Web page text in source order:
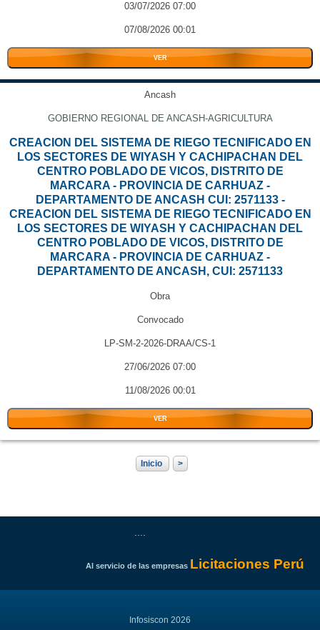
03/07/2026 07:00
07/08/2026 00:01
VER
Ancash
GOBIERNO REGIONAL DE ANCASH-AGRICULTURA
CREACION DEL SISTEMA DE RIEGO TECNIFICADO EN
LOS SECTORES DE WIYASH Y CACHIPACHAN DEL
CENTRO POBLADO DE VICOS, DISTRITO DE
MARCARA - PROVINCIA DE CARHUAZ -
DEPARTAMENTO DE ANCASH CUI: 2571133 -
CREACION DEL SISTEMA DE RIEGO TECNIFICADO EN
LOS SECTORES DE WIYASH Y CACHIPACHAN DEL
CENTRO POBLADO DE VICOS, DISTRITO DE
MARCARA - PROVINCIA DE CARHUAZ -
DEPARTAMENTO DE ANCASH, CUI: 2571133
Obra
Convocado
LP-SM-2-2026-DRAA/CS-1
27/06/2026 07:00
11/08/2026 00:01
VER
Inicio >
Al servicio de las empresas Licitaciones Perú
Infosiscon 2026